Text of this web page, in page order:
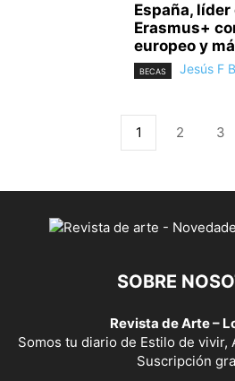
España,
Erasmus+
europeo y
BECAS Jesús F
1 2 3
SOBRE
Revista de Arte –
Somos tu diario de Estilo de vivir,
Suscripción